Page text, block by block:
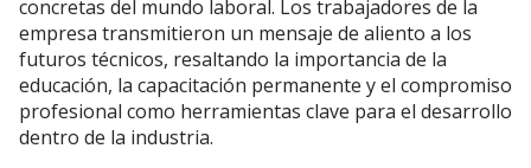
concretas del mundo laboral. Los trabajadores de la
empresa transmitieron un mensaje de aliento a los
futuros técnicos, resaltando la importancia de la
educación, la capacitación permanente y el compromiso
profesional como herramientas clave para el desarrollo
dentro de la industria.